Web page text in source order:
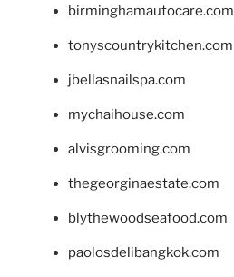
birminghamautocare.com
tonyscountrykitchen.com
jbellasnailspa.com
mychaihouse.com
alvisgrooming.com
thegeorginaestate.com
blythewoodseafood.com
paolosdelibangkok.com